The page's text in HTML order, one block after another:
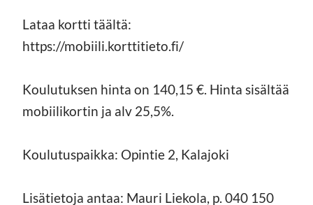
Lataa kortti täältä:
https://mobiili.korttitieto.fi/
Koulutuksen hinta on 140,15 €. Hinta sisältää
mobiilikortin ja alv 25,5%.
Koulutuspaikka: Opintie 2, Kalajoki
Lisätietoja antaa: Mauri Liekola, p. 040 150